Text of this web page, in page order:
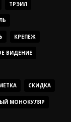
ТРЭИЛ
КРЕПЕЖ
ВИДЕНИЕ
СКИДКА
МОНОКУЛЯР